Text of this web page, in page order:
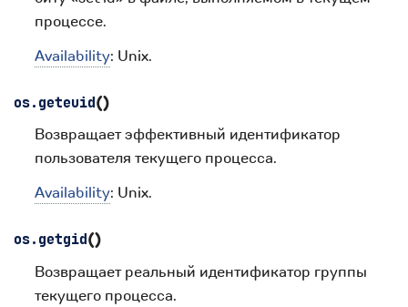
процессе.
Availability: Unix.
os. geteuid()
Возвращает эффективный идентификатор
пользователя текущего процесса.
Availability: Unix.
os. getgid ()
Возвращает реальный идентификатор группы
текущего процесса.